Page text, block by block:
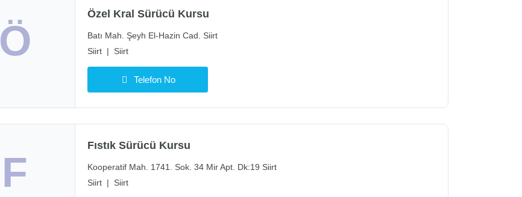
Ö
Özel Kral Sürücü Kursu
Batı Mah. Şeyh El-Hazin Cad. Siirt
Siirt | Siirt
Telefon No
F
Fıstık Sürücü Kursu
Kooperatif Mah. 1741. Sok. 34 Mir Apt. Dk:19 Siirt
Siirt | Siirt